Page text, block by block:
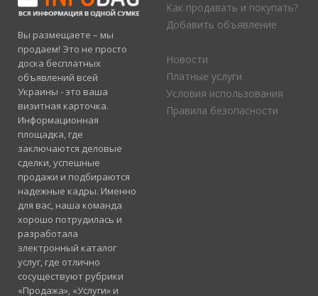
Вы размещаете – мы
продаем! Это не просто
доска бесплатных
объявлений всей
Украины - это ваша
визитная карточка.
Информационная
площадка, где
заключаются деловые
сделки, успешные
продажи и подбираются
надежные кадры. Именно
для вас, наша команда
хорошо потрудилась и
разработала
электронный каталог
услуг, где отлично
сосуществуют рубрики
«Продажа», «Услуги» и
Как продавать и покупать?
Добавить объявление
Новости
Платные услуги
Условия использования
Правила безопасности